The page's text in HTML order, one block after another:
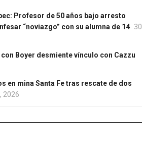
Profesor de 50 años bajo arresto
“noviazgo” con su alumna de 14 30
Boyer desmiente vínculo con Cazzu
en mina Santa Fe tras rescate de dos
2026